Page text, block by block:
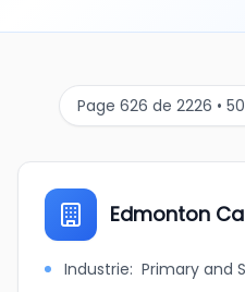
Page 626 de 2226 •
Edmonton
Industrie: Primary and